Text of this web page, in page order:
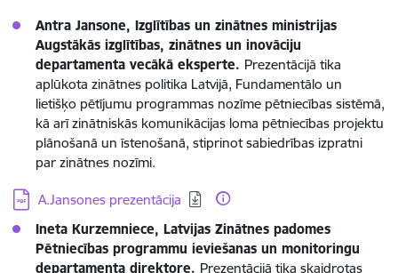
Antra Jansone, Izglītības un zinātnes ministrijas
Augstākās izglītības, zinātnes un inovāciju
departamenta vecākā eksperte. Prezentācijā tika
aplūkota zinātnes politika Latvijā, Fundamentālo un
lietišķo pētījumu programmas nozīme pētniecības sistēmā,
kā arī zinātniskās komunikācijas loma pētniecības projektu
plānošanā un īstenošanā, stiprinot sabiedrības izpratni
par zinātnes nozīmi.
Lejupielādēt:
A.Jansones prezentācija
Ineta Kurzemniece, Latvijas Zinātnes padomes
Pētniecības programmu ieviešanas un monitoringu
departamenta direktore. Prezentācijā tika skaidrotas